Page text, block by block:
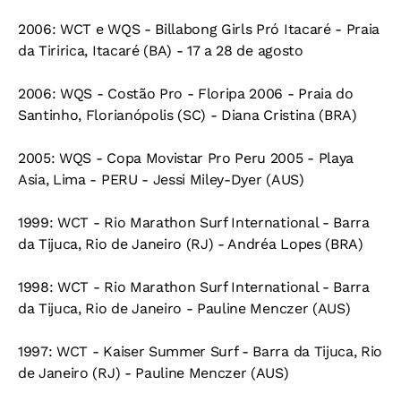
2006: WCT e WQS - Billabong Girls Pró Itacaré - Praia
da Tiririca, Itacaré (BA) - 17 a 28 de agosto
2006: WQS - Costão Pro - Floripa 2006 - Praia do
Santinho, Florianópolis (SC) - Diana Cristina (BRA)
2005: WQS - Copa Movistar Pro Peru 2005 - Playa
Asia, Lima - PERU - Jessi Miley-Dyer (AUS)
1999: WCT - Rio Marathon Surf International - Barra
da Tijuca, Rio de Janeiro (RJ) - Andréa Lopes (BRA)
1998: WCT - Rio Marathon Surf International - Barra
da Tijuca, Rio de Janeiro - Pauline Menczer (AUS)
1997: WCT - Kaiser Summer Surf - Barra da Tijuca, Rio
de Janeiro (RJ) - Pauline Menczer (AUS)